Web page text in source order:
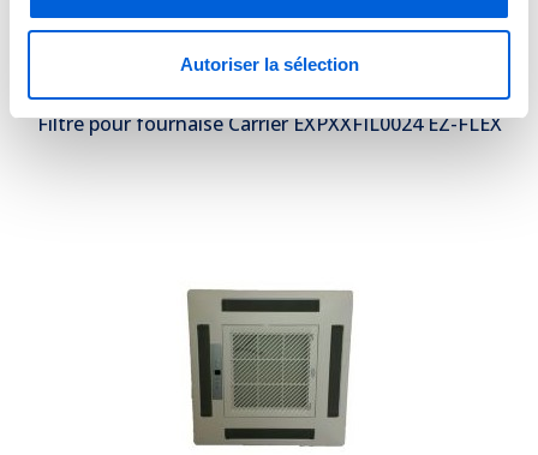
Autoriser la sélection
Filtre pour fournaise Carrier EXPXXFIL0024 EZ-FLEX